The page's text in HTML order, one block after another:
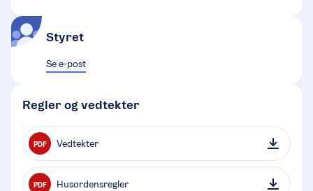
Styret
Se e-post
Regler og vedtekter
PDF Vedtekter
PDF Husordensregler